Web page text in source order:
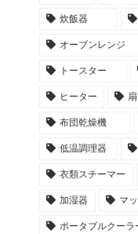
炊飯器
オーブンレンジ
トースター
ヒーター
布団乾燥機
低温調理器
衣類スチーマー
加湿器 マ
ポータブルクーラ